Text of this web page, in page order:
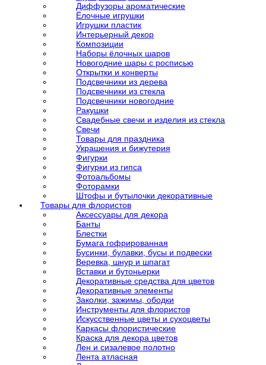
Диффузоры ароматические
Ёлочные игрушки
Игрушки пластик
Интерьерный декор
Композиции
Наборы ёлочных шаров
Новогодние шары с росписью
Открытки и конверты
Подсвечники из дерева
Подсвечники из стекла
Подсвечники новогодние
Ракушки
Свадебные свечи и изделия из стекла
Свечи
Товары для праздника
Украшения и бижутерия
Фигурки
Фигурки из гипса
Фотоальбомы
Фоторамки
Штофы и бутылочки декоративные
Товары для флористов
Аксессуары для декора
Банты
Блестки
Бумага гофрированная
Бусинки, булавки, бусы и подвески
Веревка, шнур и шпагат
Вставки и бутоньерки
Декоративные средства для цветов
Декоративные элементы
Заколки, зажимы, ободки
Инструменты для флористов
Искусственные цветы и сухоцветы
Каркасы флористические
Краска для декора цветов
Лен и сизалевое полотно
Лента атласная